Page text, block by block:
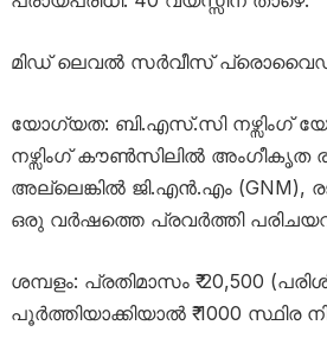
മിഡ് ലെവൽ സർവീസ്
യോഗ്യത: ബി.എസ്.സി നഴ്സിംഗ്
നഴ്സിംഗ് കൗൺസിലിൽ അംഗീകൃത
അല്ലെങ്കിൽ ജി.എൻ.എം (GNM),
ഒരു വർഷത്തെ പ്രവർത്തി
ശമ്പളം: പ്രതിമാസം ₹ 20,500
പൂർത്തിയാക്കിയാൽ ₹ 1000 സ്ഥിര